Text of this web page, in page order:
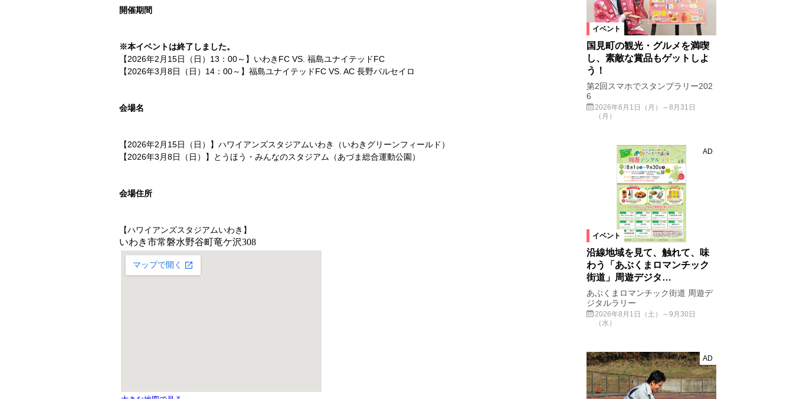
開催期間
※本イベントは終了しました。
【2026年2月15日（日）13：00～】いわきFC VS. 福島ユナイテッドFC
【2026年3月8日（日）14：00～】福島ユナイテッドFC VS. AC 長野パルセイロ
会場名
【2026年2月15日（日）】ハワイアンズスタジアムいわき（いわきグリーンフィールド）
【2026年3月8日（日）】とうほう・みんなのスタジアム（あづま総合運動公園）
会場住所
【ハワイアンズスタジアムいわき】
イベント
国見町の観光・グルメを満喫
し、素敵な賞品もゲットしよ
う！
第2回スマホでスタンプラリー202
6
2026年6月1日（月）～8月31日
（月）
イベント
AD
沿線地域を見て、触れて、味
わう「あぶくまロマンチック
街道」周遊デジタ…
あぶくまロマンチック街道 周遊デ
ジタルラリー
2026年8月1日（土）～9月30日
（水）
AD